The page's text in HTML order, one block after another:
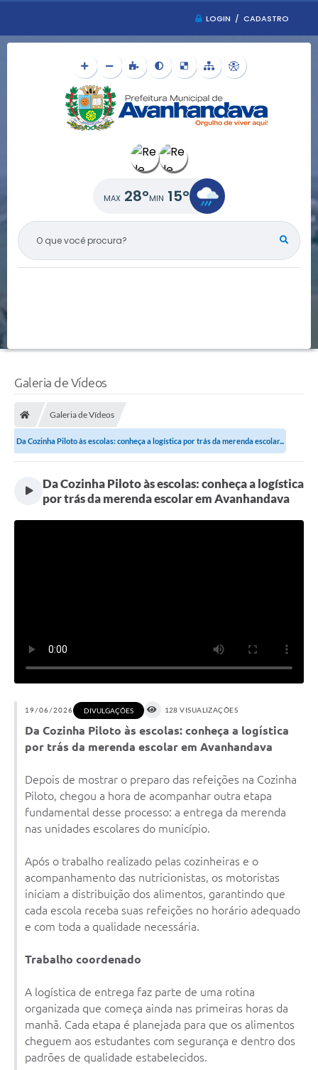
LOGIN / CADASTRO
O QUE VOCÊ PROCURA?
28° 15°
Galeria de Vídeos
Galeria de Vídeos
Da Cozinha Piloto às escolas: conheça a logística por trás da merenda escolar...
Da Cozinha Piloto às escolas: conheça a logística
por trás da merenda escolar em Avanhandava
19/06/2026 DIVULGAÇÕES 128 VISUALIZAÇÕES
Da Cozinha Piloto às escolas: conheça a logística
por trás da merenda escolar em Avanhandava
Depois de mostrar o preparo das refeições na Cozinha
Piloto, chegou a hora de acompanhar outra etapa
fundamental desse processo: a entrega da merenda
nas unidades escolares do município.
Após o trabalho realizado pelas cozinheiras e o
acompanhamento das nutricionistas, os motoristas
iniciam a distribuição dos alimentos, garantindo que
cada escola receba suas refeições no horário adequado
e com toda a qualidade necessária.
Trabalho coordenado
A logística de entrega faz parte de uma rotina
organizada que começa ainda nas primeiras horas da
manhã. Cada etapa é planejada para que os alimentos
cheguem aos estudantes com segurança e dentro dos
padrões de qualidade estabelecidos.